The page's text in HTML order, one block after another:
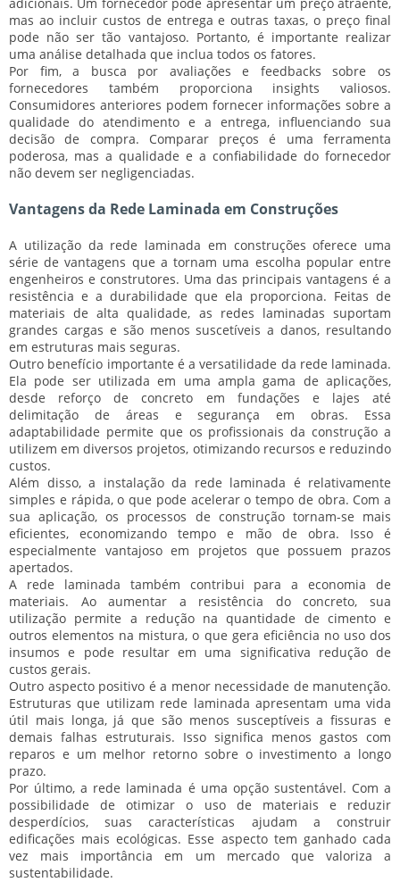
mas ao incluir custos de entrega e outras taxas, o preço final
pode não ser tão vantajoso. Portanto, é importante realizar
uma análise detalhada que inclua todos os fatores.
Por fim, a busca por avaliações e feedbacks sobre os
fornecedores também proporciona insights valiosos.
Consumidores anteriores podem fornecer informações sobre a
qualidade do atendimento e a entrega, influenciando sua
decisão de compra. Comparar preços é uma ferramenta
poderosa, mas a qualidade e a confiabilidade do fornecedor
não devem ser negligenciadas.
Vantagens da Rede Laminada em Construções
A utilização da rede laminada em construções oferece uma
série devantagens que a tornam uma escolha popular entre
engenheiros e construtores. Uma das principais vantagens é a
resistência e a durabilidade que ela proporciona. Feitas de
materiais de alta qualidade, as redes laminadas suportam
grandes cargas e são menos suscetíveis a danos, resultando
em estruturas mais seguras.
Outro benefício importante é aversatilidade da rede laminada.
Ela pode ser utilizada em uma ampla gama de aplicações,
desde reforço de concreto em fundações e lajes até
delimitação de áreas e segurança em obras. Essa
adaptabilidade permite que os profissionais da construção a
utilizem em diversos projetos, otimizando recursos e reduzindo
custos.
Além disso, a instalação da rede laminada é relativamente
simples e rápida, o que pode acelerar o tempo de obra. Com a
sua aplicação, os processos de construção tornam-se mais
eficientes, economizando tempo e mão de obra. Isso é
especialmente vantajoso em projetos que possuem prazos
apertados.
A rede laminada também contribui para aeconomia de
materiais. Ao aumentar a resistência do concreto, sua
utilização permite a redução na quantidade de cimento e
outros elementos na mistura, o que gera eficiência no uso dos
insumos e pode resultar em uma significativa redução de
custos gerais.
Outro aspecto positivo é a menor necessidade de manutenção.
Estruturas que utilizam rede laminada apresentam uma vida
útil mais longa, já que são menos susceptíveis a fissuras e
demais falhas estruturais. Isso significa menos gastos com
reparos e um melhor retorno sobre o investimento a longo
prazo.
Por último, a rede laminada é uma opção sustentável. Com a
possibilidade de otimizar o uso de materiais e reduzir
desperdícios, suas características ajudam a construir
edificações mais ecológicas. Esse aspecto tem ganhado cada
vez mais importância em um mercado que valoriza a
sustentabilidade.